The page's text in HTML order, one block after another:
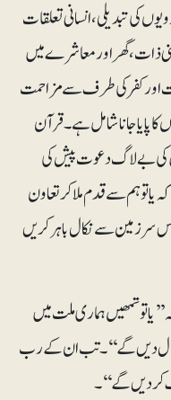
کی تبدیلی، انسانی تعلقات
ذات، گھر اور معاشرے میں
اور کفر کی طرف سے مزاحمت
پایا جانا شامل ہے ۔ قرآن
کی بے لاگ دعوت پیش کی
تو ہم سے قدم ملاکر تعاون
سرزمین سے نکال باہر کریں
تمھیں ہماری ملت میں
دیں گے‘‘۔ تب ان کے رب
کر دیں گے‘‘۔